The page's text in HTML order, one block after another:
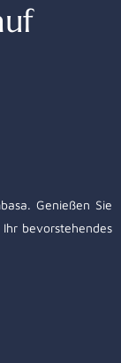
Genießen Sie
bevorstehendes